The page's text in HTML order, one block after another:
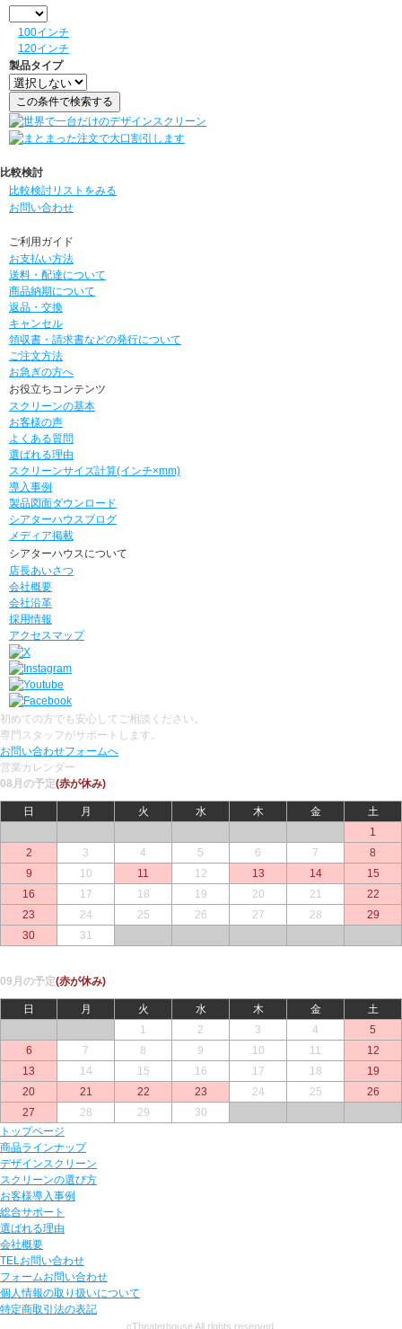
100インチ
120インチ
製品タイプ
比較検討
比較検討リストをみる
お問い合わせ
ご利用ガイド
お支払い方法
送料・配達について
商品納期について
返品・交換
キャンセル
領収書・請求書などの発行について
ご注文方法
お急ぎの方へ
お役立ちコンテンツ
スクリーンの基本
お客様の声
よくある質問
選ばれる理由
スクリーンサイズ計算(インチ×mm)
導入事例
製品図面ダウンロード
シアターハウスブログ
メディア掲載
シアターハウスについて
店長あいさつ
会社概要
会社沿革
採用情報
アクセスマップ
初めての方でも安心してご相談ください。
専門スタッフがサポートします。
お問い合わせフォームへ
営業カレンダー
08月の予定(赤が休み)
日 月 火 水 木 金
土
1
2
3 4 5 6 7
8
9
10 11 12 13 14
15
16
17 18 19 20 21
22
23
24 25 26 27 28
29
30
31
09月の予定(赤が休み)
日 月 火 水 木 金
土
1 2 3 4
5
6
7 8 9 10 11
12
13
14 15 16 17 18
19
20
21 22 23 24 25
26
27
28 29 30
トップページ
商品ラインナップ
デザインスクリーン
スクリーンの選び方
お客様導入事例
総合サポート
選ばれる理由
会社概要
TELお問い合わせ
フォームお問い合わせ
個人情報の取り扱いについて
特定商取引法の表記
cTheaterhouse All rights reserved.